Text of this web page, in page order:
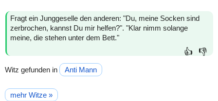
Fragt ein Junggeselle den anderen: "Du, meine Socken sind
zerbrochen, kannst Du mir helfen?". "Klar nimm solange
meine, die stehen unter dem Bett."
👍 👎
Witz gefunden in Anti Mann
mehr Witze »